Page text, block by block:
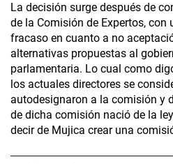
La decisión surge después de
de la Comisión de Expertos, con
fracaso en cuanto a no
alternativas propuestas al
parlamentaria. Lo cual como
los actuales directores se
autodesignaron a la comisión y
de dicha comisión nació de la
decir de Mujica crear una